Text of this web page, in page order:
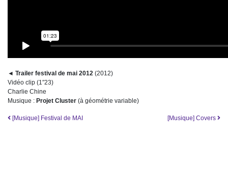
◄ Trailer festival de mai 2012 (2012)
Vidéo clip (1″23)
Charlie Chine
Musique : Projet Cluster (à géométrie variable)
Navigation
[Musique] Festival de MAI [Musique] Covers